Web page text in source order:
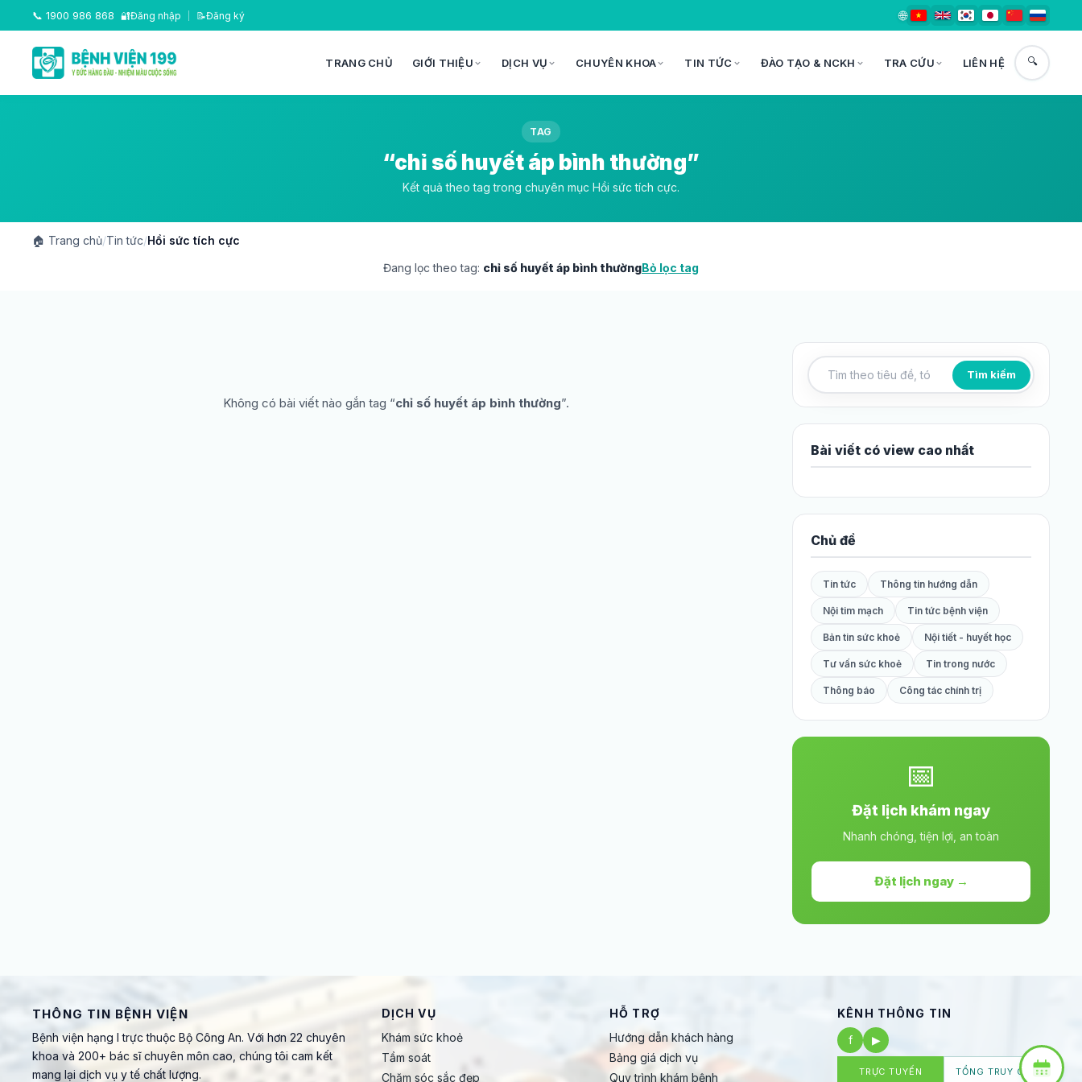
📞 1900 986 868 🔐Đăng nhập 📝Đăng ký 🌐
TRANG CHỦ GIỚI THIỆU DỊCH VỤ CHUYÊN KHOA TIN TỨC ĐÀO TẠO & NCKH TRA CỨU LIÊN HỆ 🔍
TAG
“chỉ số huyết áp bình thường”
Kết quả theo tag trong chuyên mục Hồi sức tích cực.
🏠 Trang chủ/Tin tức/Hồi sức tích cực
Đang lọc theo tag: chỉ số huyết áp bình thườngBỏ lọc tag
Không có bài viết nào gắn tag “chỉ số huyết áp bình thường”.
Tìm kiếm bài viết
Tìm kiếm
Bài viết có view cao nhất
Chủ đề
Tin tức Thông tin hướng dẫn
Nội tim mạch Tin tức bệnh viện
Bản tin sức khoẻ Nội tiết - huyết học
Tư vấn sức khoẻ Tin trong nước
Thông báo Công tác chính trị
📅
Đặt lịch khám ngay
Nhanh chóng, tiện lợi, an toàn
Đặt lịch ngay →
THÔNG TIN BỆNH VIỆN
Bệnh viện hạng I trực thuộc Bộ Công An. Với hơn 22 chuyên
khoa và 200+ bác sĩ chuyên môn cao, chúng tôi cam kết
mang lại dịch vụ y tế chất lượng.
DỊCH VỤ
Khám sức khoẻ
Tầm soát
Chăm sóc sắc đẹp
HỖ TRỢ
Hướng dẫn khách hàng
Bảng giá dịch vụ
Quy trình khám bệnh
KÊNH THÔNG TIN
f
▶
TRỰC TUYẾN TỔNG TRUY CẬP